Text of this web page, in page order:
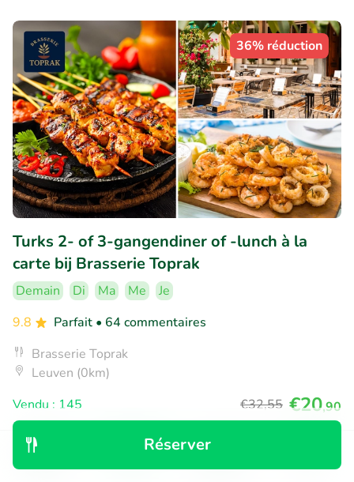
Réserver
36% réduction
Turks 2- of 3-gangendiner of -lunch à la
carte bij Brasserie Toprak
Demain Di Ma Me
Je
9.8
Parfait • 64 commentaires
Brasserie Toprak
Leuven (0km)
Vendu : 145
€32,55 €20,90
23% réduction